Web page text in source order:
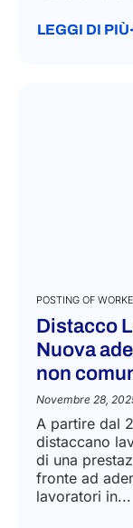
LEGGI DI PIÙ
POSTING OF
Distacco
Nuova
non
Novembre 28,
A partire dal
distaccano
di una
fronte ad
lavoratori in...